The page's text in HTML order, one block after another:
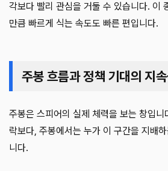
각보다 빨리 관심을 거둘 수 있습니다. 이
만큼 빠르게 식는 속도도 빠른 편입니다.
주봉 흐름과 정책 기대의 지
주봉은 스피어의 실제 체력을 보는 창입
락보다, 주봉에서는 누가 이 구간을 지배
니다.